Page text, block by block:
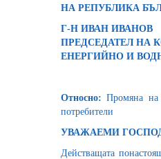
НА РЕПУБЛИКА
Г-Н ИВАН ИВАНОВ
ПРЕДСЕДАТЕЛ НА
ЕНЕРГИЙНО И
Относно:Промяна на
потребители
УВАЖАЕМИ
Действащата